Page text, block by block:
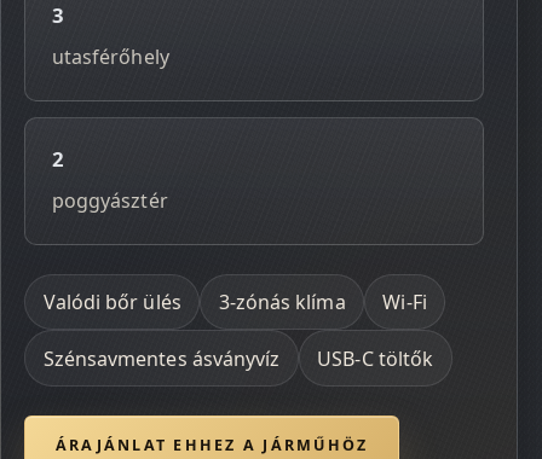
3
utasférőhely
2
poggyásztér
Valódi bőr ülés 3-zónás klíma Wi‑Fi
Szénsavmentes ásványvíz USB‑C töltők
ÁRAJÁNLAT EHHEZ A JÁRMŰHÖZ